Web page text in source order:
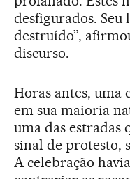
desfigurados. Seu
destruído”,
discurso.
Horas antes, uma
em sua maioria
uma das estradas
sinal de protesto,
A celebração